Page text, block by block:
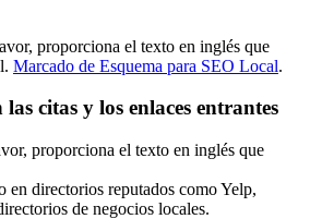
proporciona el texto en inglés que
Marcado de Esquema para SEO Local.
citas y los enlaces entrantes
proporciona el texto en inglés que
en directorios reputados como Yelp,
de negocios locales.